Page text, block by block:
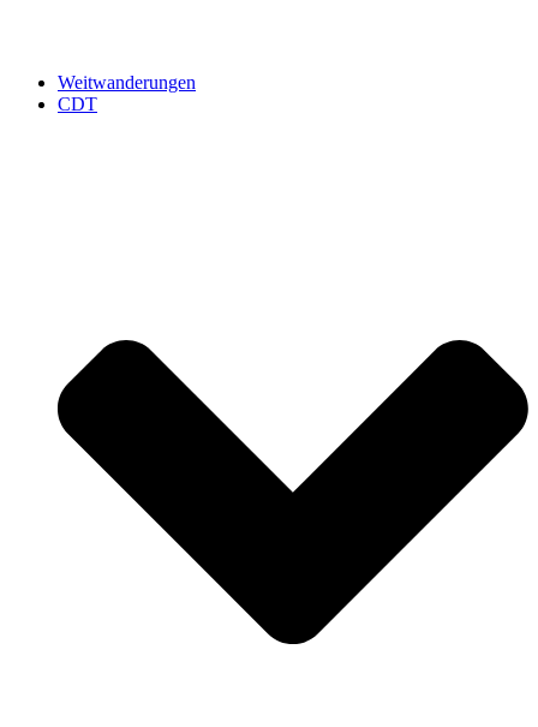
Weitwanderungen
CDT